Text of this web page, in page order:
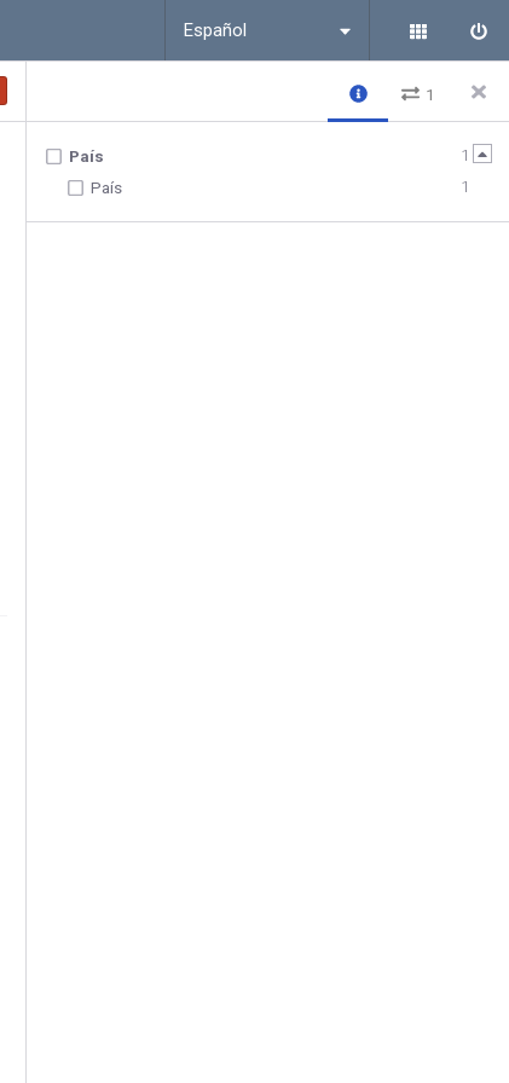
Español
1
País
1
País
1